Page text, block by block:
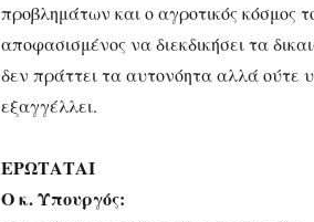
προβλημάτων και ο αγροτικός κόσμος
αποφασισμένος να διεκδικήσει τα
δεν πράττει τα αυτονόητα αλλά ούτε
εξαγγέλλει.
ΕΡΩΤΑΤΑΙ
Ο κ. Υπουργός: